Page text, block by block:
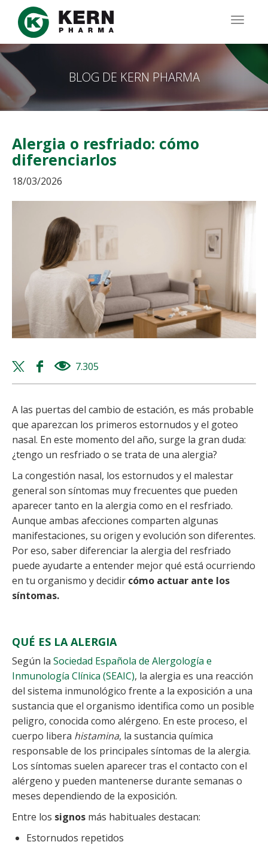
Pasar
contenido
principal
BLOG DE KERN PHARMA
Alergia o resfriado: cómo
diferenciarlos
18/03/2026
Twitter
share
Facebook
share
7.305
A las puertas del cambio de estación, es más probable
que aparezcan los primeros estornudos y el goteo
nasal. En este momento del año, surge la gran duda:
¿tengo un resfriado o se trata de una alergia?
La congestión nasal, los estornudos y el malestar
general son síntomas muy frecuentes que pueden
aparecer tanto en la alergia como en el resfriado.
Aunque ambas afecciones comparten algunas
manifestaciones, su origen y evolución son diferentes.
Por eso, saber diferenciar la alergia del resfriado
puede ayudarte a entender mejor qué está ocurriendo
en tu organismo y decidir cómo actuar ante los
síntomas.
QUÉ ES LA ALERGIA
Según la Sociedad Española de Alergología e
Inmunología Clínica (SEAIC), la alergia es una reacción
del sistema inmunológico frente a la exposición a una
sustancia que el organismo identifica como un posible
peligro, conocida como alérgeno. En este proceso, el
cuerpo libera histamina, la sustancia química
responsable de los principales síntomas de la alergia.
Los síntomas suelen aparecer tras el contacto con el
alérgeno y pueden mantenerse durante semanas o
meses dependiendo de la exposición.
Entre los signos más habituales destacan:
Estornudos repetidos